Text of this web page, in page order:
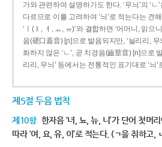
가와 관련하여 설명하기도 한다. ‘무늬’의 ‘ㄴ’
다르므로 이를 고려하여 ‘늬’로 적는다는 견
‘ㅣ(ㅑ, ㅕ, ㅛ, ㅠ)’와 결합하면 ‘어머니, 읽으
음(硬口蓋音) [ɲ]으로 발음되지만, ‘늴리리, 무
화하지 않은 ‘ㄴ’, 곧 치경음(齒莖音) [n]으로
리리, 무늬’ 등에서는 전통적인 표기대로 ‘늬
제5절 두음 법칙
제10항 한자음 ‘녀, 뇨, 뉴, 니’가 단어 첫머
따라 ‘여, 요, 유, 이’로 적는다. (ㄱ을 취하고,